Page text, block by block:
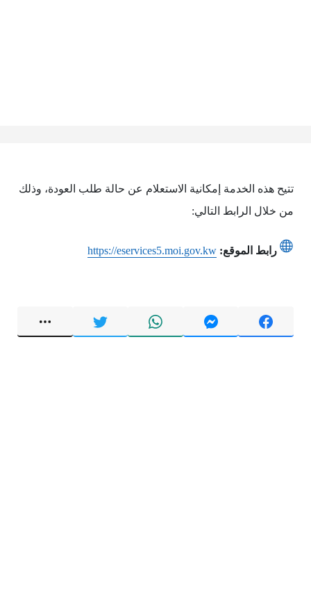
تتيح هذه الخدمة إمكانية الاستعلام عن حالة طلب العودة، وذلك
من خلال الرابط التالي:
رابط الموقع: https://eservices5.moi.gov.kw